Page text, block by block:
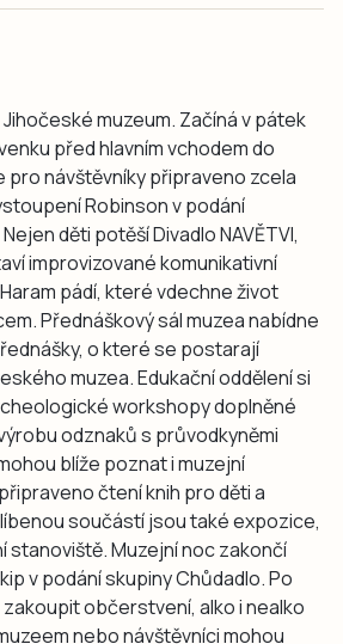
muzeum. Začíná v pátek
před hlavním vchodem do
pro návštěvníky připraveno zcela
Robinson v podání
děti potěší Divadlo NAVĚTVI,
improvizované komunikativní
pádí, které vdechne život
Přednáškový sál muzea nabídne
o které se postarají
muzea. Edukační oddělení si
workshopy doplněné
odznaků s průvodkyněmi
blíže poznat i muzejní
čtení knih pro děti a
součástí jsou také expozice,
stanoviště. Muzejní noc zakončí
v podání skupiny Chůdadlo. Po
občerstvení, alko i nealko
nebo návštěvníci mohou